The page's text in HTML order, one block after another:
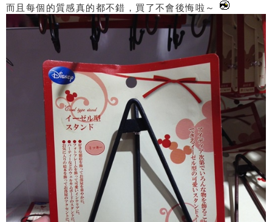
而且每個的質感真的都不錯，買了不會後悔啦～